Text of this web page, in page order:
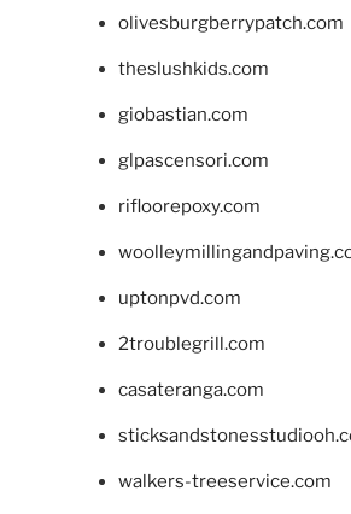
olivesburgberrypatch.com
theslushkids.com
giobastian.com
glpascensori.com
rifloorepoxy.com
uptonpvd.com
2troublegrill.com
casateranga.com
walkers-treeservice.com